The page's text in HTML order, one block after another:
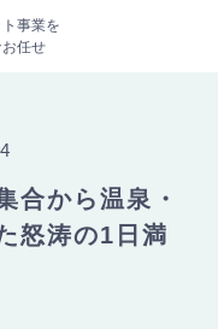
事業を
任せ
合から温泉・
怒涛の1日満